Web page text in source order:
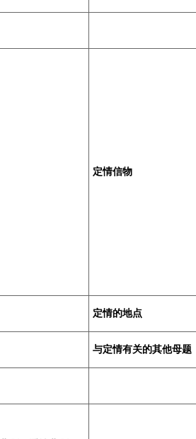
定情信物
定情的地点
与定情有关的其他母题